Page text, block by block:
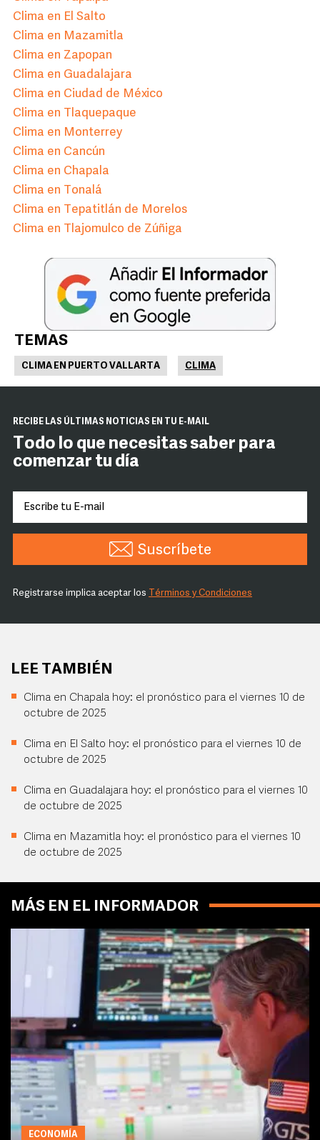
Clima en El Salto
Clima en Mazamitla
Clima en Zapopan
Clima en Guadalajara
Clima en Ciudad de México
Clima en Tlaquepaque
Clima en Monterrey
Clima en Cancún
Clima en Chapala
Clima en Tonalá
Clima en Tepatitlán de Morelos
Clima en Tlajomulco de Zúñiga
TEMAS
CLIMA EN PUERTO VALLARTA CLIMA
RECIBE LAS ÚLTIMAS NOTICIAS EN TU E-MAIL
Todo lo que necesitas saber para
comenzar tu día
Suscríbete
Registrarse implica aceptar los Términos y Condiciones
LEE TAMBIÉN
Clima en Chapala hoy: el pronóstico para el viernes 10 de
octubre de 2025
Clima en El Salto hoy: el pronóstico para el viernes 10 de
octubre de 2025
Clima en Guadalajara hoy: el pronóstico para el viernes 10
de octubre de 2025
Clima en Mazamitla hoy: el pronóstico para el viernes 10
de octubre de 2025
MÁS EN EL INFORMADOR
ECONOMÍA